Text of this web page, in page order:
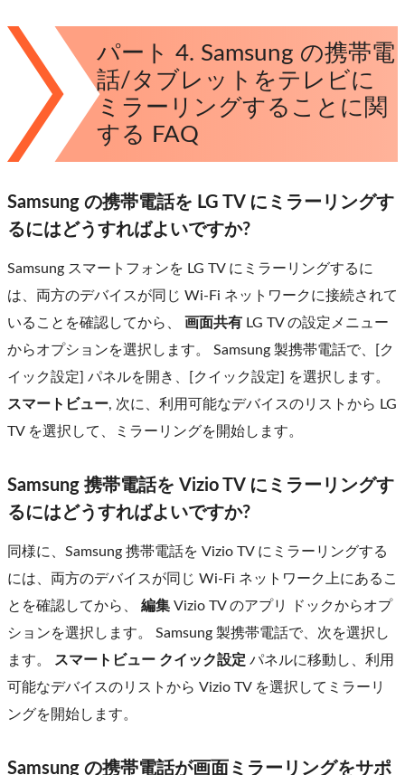
パート 4. Samsung の携帯電
話/タブレットをテレビに
ミラーリングすることに関
する FAQ
Samsung の携帯電話を LG TV にミラーリングす
るにはどうすればよいですか?
Samsung スマートフォンを LG TV にミラーリングするに
は、両方のデバイスが同じ Wi-Fi ネットワークに接続されて
いることを確認してから、 画面共有 LG TV の設定メニュー
からオプションを選択します。 Samsung 製携帯電話で、[ク
イック設定] パネルを開き、[クイック設定] を選択します。
スマートビュー, 次に、利用可能なデバイスのリストから LG
TV を選択して、ミラーリングを開始します。
Samsung 携帯電話を Vizio TV にミラーリングす
るにはどうすればよいですか?
同様に、Samsung 携帯電話を Vizio TV にミラーリングする
には、両方のデバイスが同じ Wi-Fi ネットワーク上にあるこ
とを確認してから、 編集 Vizio TV のアプリ ドックからオプ
ションを選択します。 Samsung 製携帯電話で、次を選択し
ます。 スマートビュー クイック設定 パネルに移動し、利用
可能なデバイスのリストから Vizio TV を選択してミラーリ
ングを開始します。
Samsung の携帯電話が画面ミラーリングをサポ